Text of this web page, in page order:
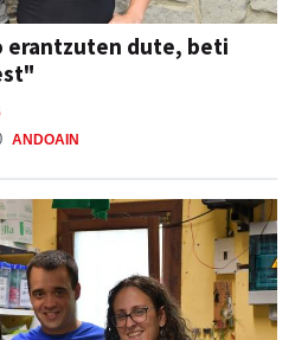
erantzuten dute, beti
ANDOAIN